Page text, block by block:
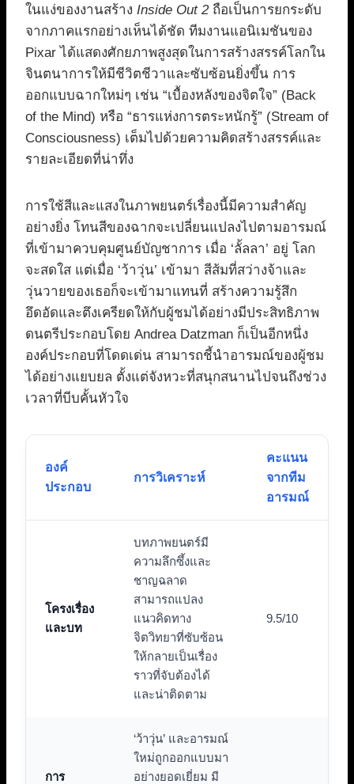
ในแง่ของงานสร้าง Inside Out 2ถือเป็นการยกระดับ
จากภาคแรกอย่างเห็นได้ชัด ทีมงานแอนิเมชันของ
Pixar ได้แสดงศักยภาพสูงสุดในการสร้างสรรค์โลกใน
จินตนาการให้มีชีวิตชีวาและซับซ้อนยิ่งขึ้น การ
ออกแบบฉากใหม่ๆ เช่น “เบื้องหลังของจิตใจ” (Back
of the Mind) หรือ “ธารแห่งการตระหนักรู้” (Stream of
Consciousness) เต็มไปด้วยความคิดสร้างสรรค์และ
รายละเอียดที่น่าทึ่ง
การใช้สีและแสงในภาพยนตร์เรื่องนี้มีความสำคัญ
อย่างยิ่ง โทนสีของฉากจะเปลี่ยนแปลงไปตามอารมณ์
ที่เข้ามาควบคุมศูนย์บัญชาการ เมื่อ ‘ลั้ลลา’ อยู่ โลก
จะสดใส แต่เมื่อ ‘ว้าวุ่น’ เข้ามา สีส้มที่สว่างจ้าและ
วุ่นวายของเธอก็จะเข้ามาแทนที่ สร้างความรู้สึก
อึดอัดและตึงเครียดให้กับผู้ชมได้อย่างมีประสิทธิภาพ
ดนตรีประกอบโดย Andrea Datzman ก็เป็นอีกหนึ่ง
องค์ประกอบที่โดดเด่น สามารถชี้นำอารมณ์ของผู้ชม
ได้อย่างแยบยล ตั้งแต่จังหวะที่สนุกสนานไปจนถึงช่วง
เวลาที่บีบคั้นหัวใจ
องค์
ประกอบ
การวิเคราะห์
คะแนน
จากทีม
อารมณ์
โครงเรื่อง
และบท
บทภาพยนตร์มี
ความลึกซึ้งและ
ชาญฉลาด
สามารถแปลง
แนวคิดทาง
จิตวิทยาที่ซับซ้อน
ให้กลายเป็นเรื่อง
ราวที่จับต้องได้
และน่าติดตาม
9.5/10
การ
‘ว้าวุ่น’ และอารมณ์
ใหม่ถูกออกแบบมา
อย่างยอดเยี่ยม มี